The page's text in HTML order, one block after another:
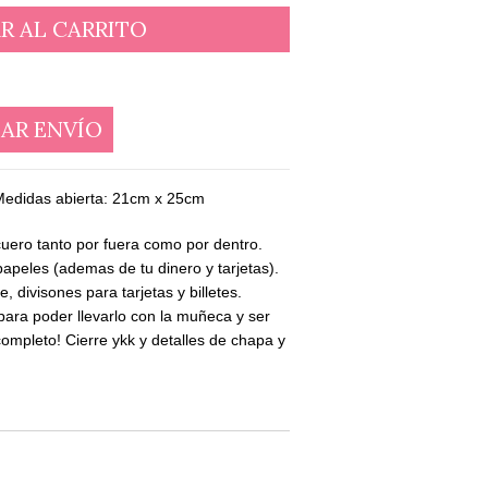
ENVÍO
abierta: 21cm x 25cm
tanto por fuera como por dentro.
(ademas de tu dinero y tarjetas).
divisones para tarjetas y billetes.
poder llevarlo con la muñeca y ser
Cierre ykk y detalles de chapa y